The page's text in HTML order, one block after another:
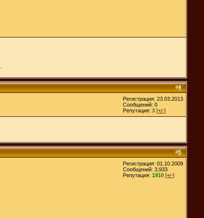
#4
Регистрация: 23.03.2013
Сообщений: 0
Репутация: 3 [+/-]
#5
Регистрация: 01.10.2009
Сообщений: 3,933
Репутация: 1910 [+/-]